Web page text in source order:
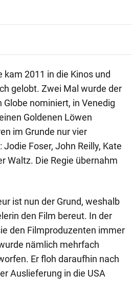
kam 2011 in die Kinos und
gelobt. Zwei Mal wurde der
nominiert, in Venedig
Goldenen Löwen
im Grunde nur vier
Foser, John Reilly, Kate
Waltz. Die Regie übernahm
ist nun der Grund, weshalb
den Film bereut. In der
den Filmproduzenten immer
nämlich mehrfach
Er floh daraufhin nach
Auslieferung in die USA